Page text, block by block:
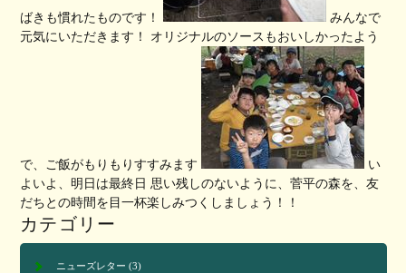
ばきも慣れたものです！
みんなで
元気にいただきます！ オリジナルのソースもおいしかったよう
で、ご飯がもりもりすすみます
い
よいよ、明日は最終日 思い残しのないように、菅平の森を、友
だちとの時間を目一杯楽しみつくしましょう！！
カテゴリー
ニューズレター (3)